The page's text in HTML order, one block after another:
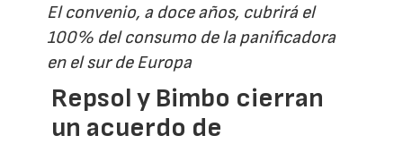
El convenio, a doce años, cubrirá el
100% del consumo de la panificadora
en el sur de Europa
Repsol y Bimbo cierran
un acuerdo de